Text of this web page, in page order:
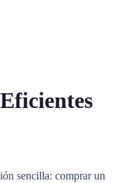
sencilla: comprar un